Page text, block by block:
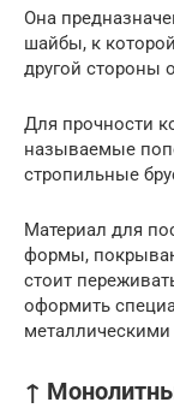
Она
шайбы, к
другой стороны
Для прочности
называемые
стропильные
Материал для
формы,
стоит
оформить
↑